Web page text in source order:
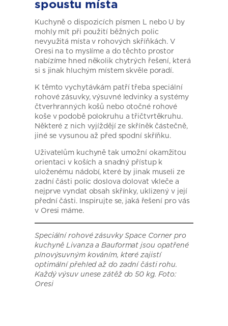
spoustu místa
Kuchyně o dispozicích písmen L nebo U by
mohly mít při použití běžných polic
nevyužitá místa v rohových skříňkách. V
Oresi na to myslíme a do těchto prostor
nabízíme hned několik chytrých řešení, která
si s jinak hluchým místem skvěle poradí.
K těmto vychytávkám patří třeba speciální
rohové zásuvky, výsuvné ledvinky a systémy
čtverhranných košů nebo otočné rohové
koše v podobě polokruhu a třičtvrtěkruhu.
Některé z nich vyjíždějí ze skříněk částečně,
jiné se vysunou až před spodní skříňku.
Uživatelům kuchyně tak umožní okamžitou
orientaci v koších a snadný přístup k
uloženému nádobí, které by jinak museli ze
zadní části polic doslova dolovat vkleče a
nejprve vyndat obsah skřínky, uklizený v její
přední části. Inspirujte se, jaká řešení pro vás
v Oresi máme.
Speciální rohové zásuvky Space Corner pro
kuchyně Livanza a Bauformat jsou opatřené
plnovýsuvným kováním, které zajistí
optimální přehled až do zadní části rohu.
Každý výsuv unese zátěž do 50 kg. Foto:
Oresi